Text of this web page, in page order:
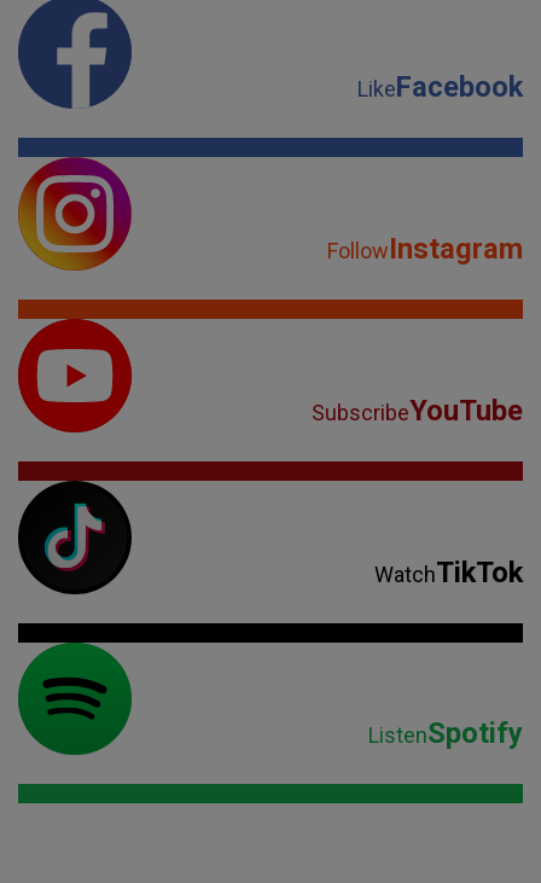
LikeFacebook
FollowInstagram
SubscribeYouTube
WatchTikTok
ListenSpotify